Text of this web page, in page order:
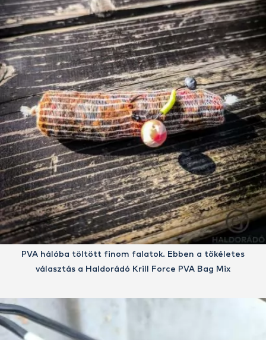
PVA hálóba töltött finom falatok. Ebben a tökéletes
választás a Haldorádó Krill Force PVA Bag Mix